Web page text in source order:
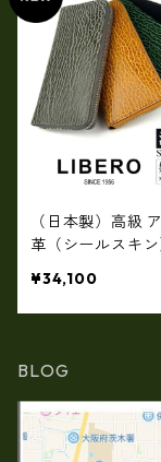
（日本製）高級
革（シールスキン
ー長財布 ロング
ト ir-1400
¥34,100
BLOG